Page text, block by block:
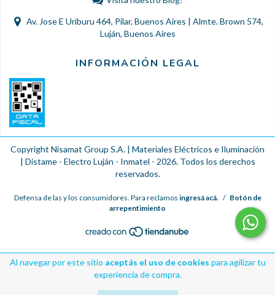
Al navegar por este sitio aceptás el uso de cookies para agilizar tu
experiencia de compra.
Av. Jose E Uriburu 464, Pilar, Buenos Aires | Almte. Brown 574,
Luján, Buenos Aires
INFORMACIÓN LEGAL
Copyright Nisamat Group S.A. | Materiales Eléctricos e Iluminación
| Distame - Electro Luján - Inmatel - 2026. Todos los derechos
reservados.
Defensa de las y los consumidores. Para reclamos ingresá acá. / Botón de
arrepentimiento